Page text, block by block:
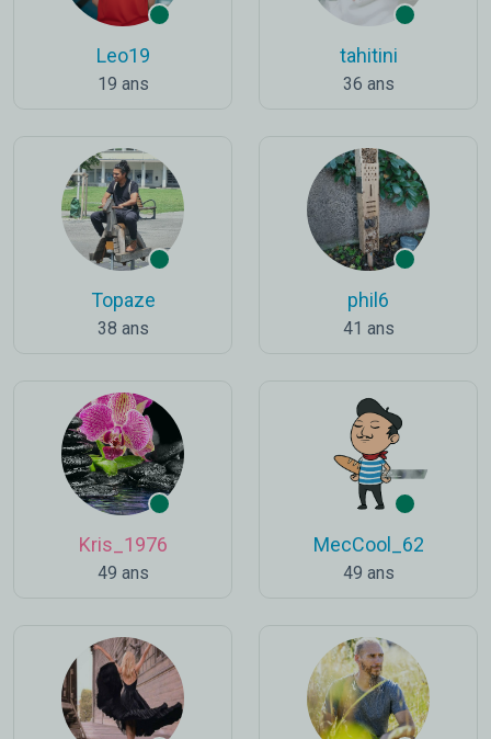
Leo19
19 ans
tahitini
36 ans
Topaze
38 ans
phil6
41 ans
Kris_1976
49 ans
MecCool_62
49 ans